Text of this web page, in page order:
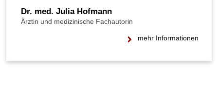
Dr. med. Julia Hofmann
Ärztin und medizinische Fachautorin
mehr Informationen